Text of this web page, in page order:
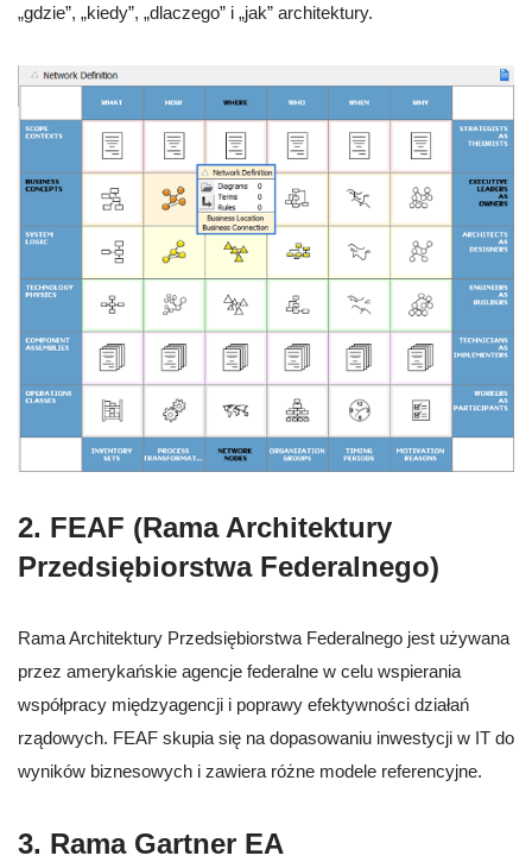
„gdzie”, „kiedy”, „dlaczego” i „jak” architektury.
2. FEAF (Rama Architektury
Przedsiębiorstwa Federalnego)
Rama Architektury Przedsiębiorstwa Federalnego jest używana
przez amerykańskie agencje federalne w celu wspierania
współpracy międzyagencji i poprawy efektywności działań
rządowych. FEAF skupia się na dopasowaniu inwestycji w IT do
wyników biznesowych i zawiera różne modele referencyjne.
3. Rama Gartner EA